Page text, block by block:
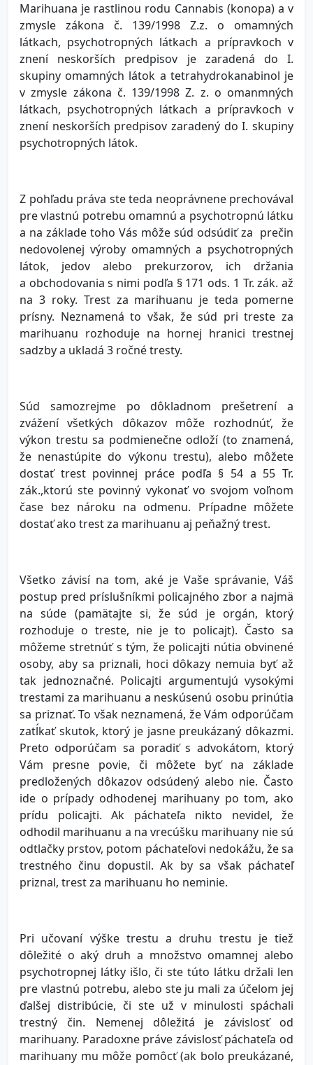
Marihuana je rastlinou rodu Cannabis (konopa) a v
zmysle zákona č. 139/1998 Z.z. o omamných
látkach, psychotropných látkach a prípravkoch v
znení neskorších predpisov je zaradená do I.
skupiny omamných látok a tetrahydrokanabinol je
v zmysle zákona č. 139/1998 Z. z. o omanmných
látkach, psychotropných látkach a prípravkoch v
znení neskorších predpisov zaradený do I. skupiny
psychotropných látok.
Z pohľadu práva ste teda neoprávnene prechovával
pre vlastnú potrebu omamnú a psychotropnú látku
a na základe toho Vás môže súd odsúdiť za prečin
nedovolenej výroby omamných a psychotropných
látok, jedov alebo prekurzorov, ich držania
a obchodovania s nimi podľa § 171 ods. 1 Tr. zák. až
na 3 roky. Trest za marihuanu je teda pomerne
prísny. Neznamená to však, že súd pri treste za
marihuanu rozhoduje na hornej hranici trestnej
sadzby a ukladá 3 ročné tresty.
Súd samozrejme po dôkladnom prešetrení a
zvážení všetkých dôkazov môže rozhodnúť, že
výkon trestu sa podmienečne odloží (to znamená,
že nenastúpite do výkonu trestu), alebo môžete
dostať trest povinnej práce podľa § 54 a 55 Tr.
zák.,ktorú ste povinný vykonať vo svojom voľnom
čase bez nároku na odmenu. Prípadne môžete
dostať ako trest za marihuanu aj peňažný trest.
Všetko závisí na tom, aké je Vaše správanie, Váš
postup pred príslušníkmi policajného zbor a najmä
na súde (pamätajte si, že súd je orgán, ktorý
rozhoduje o treste, nie je to policajt). Často sa
môžeme stretnúť s tým, že policajti nútia obvinené
osoby, aby sa priznali, hoci dôkazy nemuia byť až
tak jednoznačné. Policajti argumentujú vysokými
trestami za marihuanu a neskúsenú osobu prinútia
sa priznať. To však neznamená, že Vám odporúčam
zatĺkať skutok, ktorý je jasne preukázaný dôkazmi.
Preto odporúčam sa poradiť s advokátom, ktorý
Vám presne povie, či môžete byť na základe
predložených dôkazov odsúdený alebo nie. Často
ide o prípady odhodenej marihuany po tom, ako
prídu policajti. Ak páchateľa nikto nevidel, že
odhodil marihuanu a na vrecúšku marihuany nie sú
odtlačky prstov, potom páchateľovi nedokážu, že sa
trestného činu dopustil. Ak by sa však páchateľ
priznal, trest za marihuanu ho neminie.
Pri učovaní výške trestu a druhu trestu je tiež
dôležité o aký druh a množstvo omamnej alebo
psychotropnej látky išlo, či ste túto látku držali len
pre vlastnú potrebu, alebo ste ju mali za účelom jej
ďalšej distribúcie, či ste už v minulosti spáchali
trestný čin. Nemenej dôležitá je závislosť od
marihuany. Paradoxne práve závislosť páchateľa od
marihuany mu môže pomôcť (ak bolo preukázané,